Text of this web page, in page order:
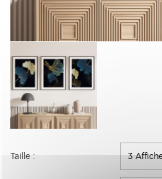
Taille :